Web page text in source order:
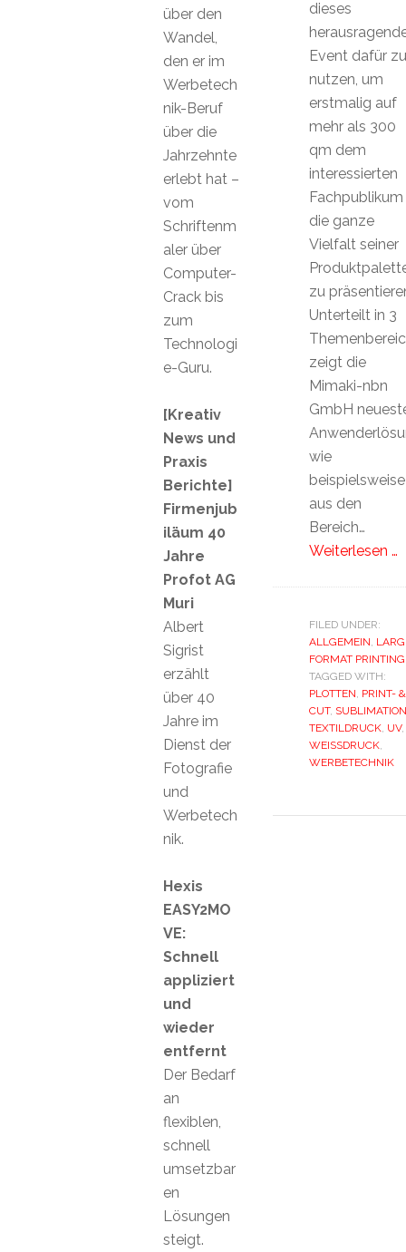
dieses
Event dafür zu
nutzen, um
erstmalig auf
mehr als 300
qm dem
interessierten
Fachpublikum
die ganze
Vielfalt seiner
zu
Unterteilt in 3
zeigt die
Mimaki-nbn
GmbH
wie
beispielsweise
aus den
Bereich…
Weiterlesen …
FILED UNDER:
ALLGEMEIN,
FORMAT PRINTING
TAGGED WITH:
PLOTTEN, PRINT- &
CUT, SUBLIMATION
TEXTILDRUCK, UV,
WEISSDRUCK,
WERBETECHNIK
über den
Wandel,
den er im
Werbetech
nik-Beruf
über die
Jahrzehnte
erlebt hat –
vom
Schriftenm
aler über
Computer-
Crack bis
zum
Technologi
e-Guru.
[Kreativ
News und
Praxis
Berichte]
Firmenjub
iläum 40
Jahre
Profot AG
Muri
Albert
Sigrist
erzählt
über 40
Jahre im
Dienst der
Fotografie
und
Werbetech
nik.
Hexis
EASY2MO
VE:
Schnell
appliziert
und
wieder
entfernt
Der Bedarf
an
flexiblen,
schnell
umsetzbar
en
Lösungen
steigt.